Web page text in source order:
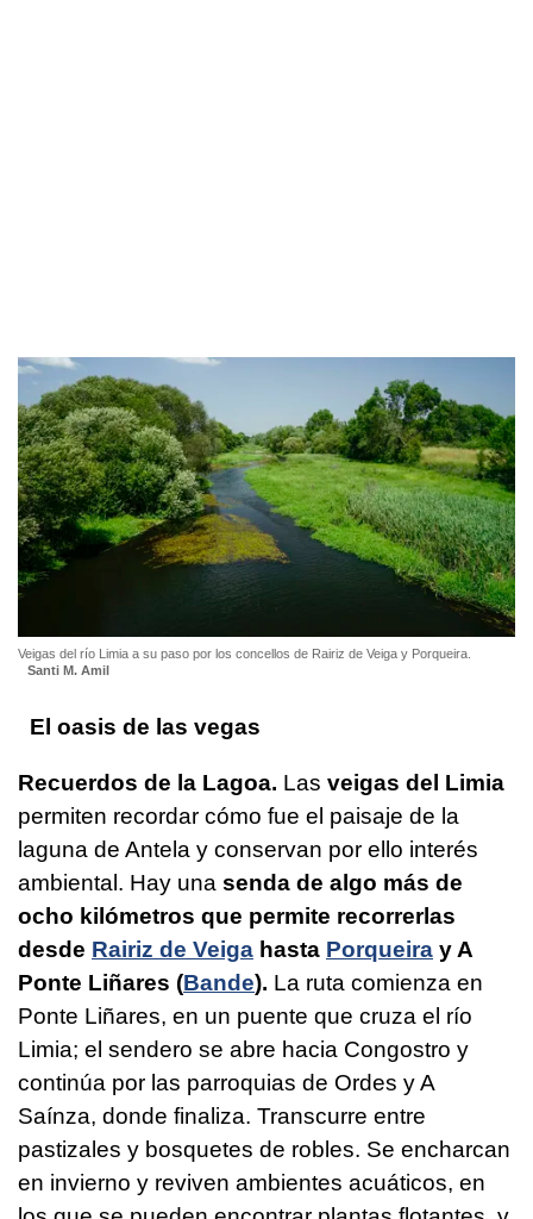
Veigas del río Limia a su paso por los concellos de Rairiz de Veiga y Porqueira.
Santi M. Amil
El oasis de las vegas
Recuerdos de la Lagoa. Las veigas del Limia
permiten recordar cómo fue el paisaje de la
laguna de Antela y conservan por ello interés
ambiental. Hay una senda de algo más de
ocho kilómetros que permite recorrerlas
desde Rairiz de Veiga hasta Porqueira y A
Ponte Liñares (Bande). La ruta comienza en
Ponte Liñares, en un puente que cruza el río
Limia; el sendero se abre hacia Congostro y
continúa por las parroquias de Ordes y A
Saínza, donde finaliza. Transcurre entre
pastizales y bosquetes de robles. Se encharcan
en invierno y reviven ambientes acuáticos, en